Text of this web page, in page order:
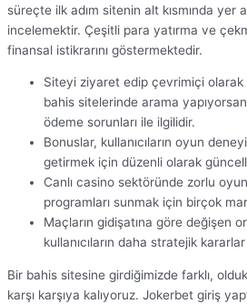
süreçte ilk adım sitenin alt kısmında yer
incelemektir. Çeşitli para yatırma ve
finansal istikrarını göstermektedir.
Siteyi ziyaret edip çevrimiçi olarak
bahis sitelerinde arama
ödeme sorunları ile ilgilidir.
Bonuslar, kullanıcıların oyun
getirmek için düzenli olarak
Canlı casino sektöründe zorlu
programları sunmak için birçok
Maçların gidişatına göre değişen
kullanıcıların daha stratejik
Bir bahis sitesine girdiğimizde farklı,
karşı karşıya kalıyoruz. Jokerbet giriş